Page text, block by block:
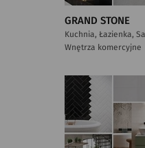
GRAND STONE
Kuchnia, Łazienka,
Wnętrza komercyjne